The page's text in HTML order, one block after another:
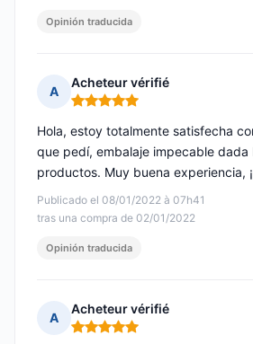
Opinión traducida
A
Acheteur vérifié
Nota: 5 de 5
Publicado el 08/01/2022 à 07h41
tras una compra de 02/01/2022
Hola, estoy totalmente satisfecha
que pedí, embalaje impecable
productos. Muy buena experiencia,
Opinión traducida
A
Acheteur vérifié
Nota: 5 de 5